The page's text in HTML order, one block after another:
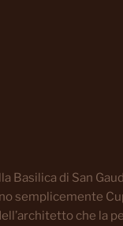
Basilica di San
semplicemente
che la